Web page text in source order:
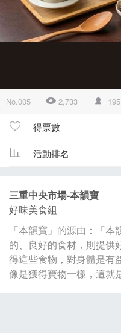
No.005 2,733 195
得票數
活動排名
三重中央市場-本韻寶
好味美食組
「本韻寶」的源由：「
的、良好的食材，則提供
得這些食物，對身體是有
像是獲得寶物一樣，這就